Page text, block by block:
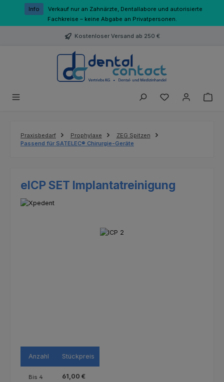
Zum Hauptinhalt springen
Info
Verkauf nur an Zahnärzte, Dentallabore und autorisierte
Fachkreise – keine Abgabe an Privatpersonen.
Kostenloser Versand ab 250 €
Du hast 0
Praxisbedarf Prophylaxe
ZEG Spitzen
Passend für SATELEC® Chirurgie-Geräte
eICP SET Implantatreinigung
Anzahl Stückpreis
Bis 4 61,00 €